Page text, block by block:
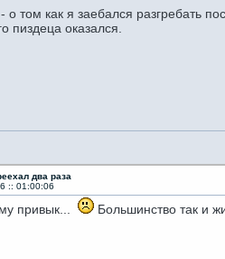
том как я заебался разгребать
пиздеца оказался.
два раза
:: 01:00:06
привык... Большинство так и